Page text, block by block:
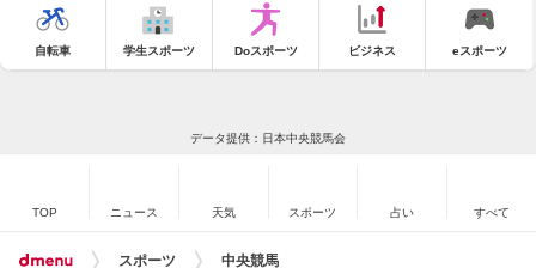
自転車 学生スポーツ Doスポーツ ビジネス eスポーツ
データ提供：日本中央競馬会
TOP ニュース 天気 スポーツ 占い すべて
スポーツ 中央競馬